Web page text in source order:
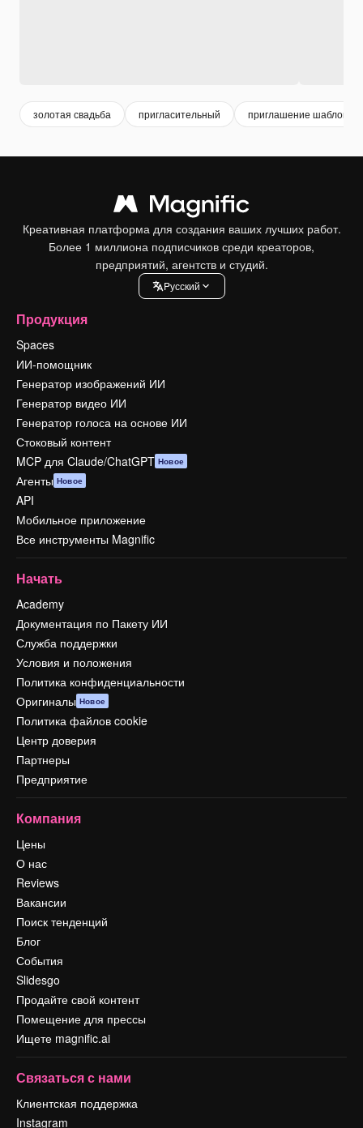
золотая свадьба пригласительный приглашение шаблон
Креативная платформа для создания ваших лучших работ.
Более 1 миллиона подписчиков среди креаторов,
предприятий, агентств и студий.
Pусский
Продукция
Spaces
ИИ-помощник
Генератор изображений ИИ
Генератор видео ИИ
Генератор голоса на основе ИИ
Стоковый контент
MCP для Claude/ChatGPT Новое
Агенты Новое
API
Мобильное приложение
Все инструменты Magnific
Начать
Academy
Документация по Пакету ИИ
Служба поддержки
Условия и положения
Политика конфиденциальности
Оригиналы Новое
Политика файлов cookie
Центр доверия
Партнеры
Предприятие
Компания
Цены
О нас
Reviews
Вакансии
Поиск тенденций
Блог
События
Slidesgo
Продайте свой контент
Помещение для прессы
Ищете magnific.ai
Связаться с нами
Клиентская поддержка
Instagram